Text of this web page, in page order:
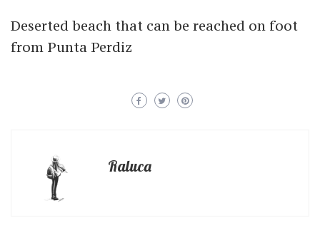
Deserted beach that can be reached on foot
from Punta Perdiz
Raluca